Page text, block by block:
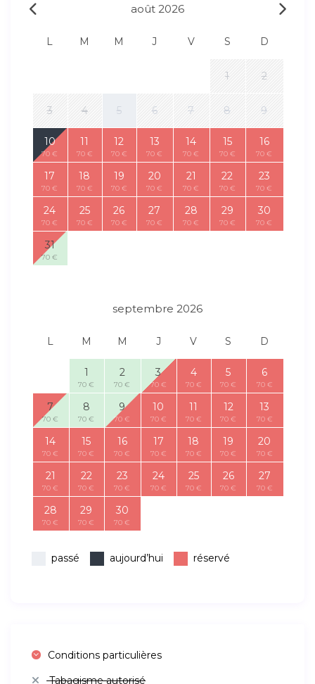
août 2026
L M M J V S D
1 2
3 4 5 6 7 8 9
10
70 €
11
70 €
12
70 €
13
70 €
14
70 €
15
70 €
16
70 €
17
70 €
18
70 €
19
70 €
20
70 €
21
70 €
22
70 €
23
70 €
24
70 €
25
70 €
26
70 €
27
70 €
28
70 €
29
70 €
30
70 €
31
70 €
septembre 2026
L M M J V S D
1
70 €
2
70 €
3
70 €
4
70 €
5
70 €
6
70 €
7
70 €
8
70 €
9
70 €
10
70 €
11
70 €
12
70 €
13
70 €
14
70 €
15
70 €
16
70 €
17
70 €
18
70 €
19
70 €
20
70 €
21
70 €
22
70 €
23
70 €
24
70 €
25
70 €
26
70 €
27
70 €
28
70 €
29
70 €
30
70 €
passé aujourd’hui réservé
Conditions particulières
Tabagisme autorisé